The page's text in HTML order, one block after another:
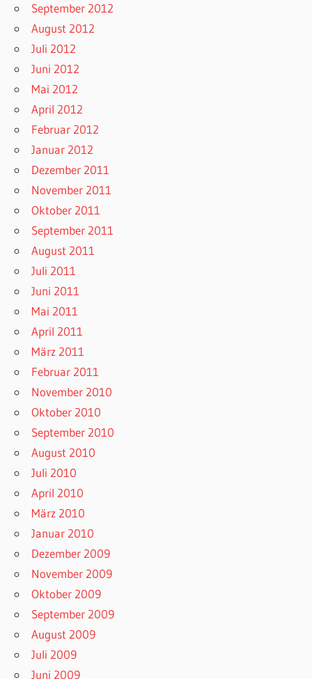
September 2012
August 2012
Juli 2012
Juni 2012
Mai 2012
April 2012
Februar 2012
Januar 2012
Dezember 2011
November 2011
Oktober 2011
September 2011
August 2011
Juli 2011
Juni 2011
Mai 2011
April 2011
März 2011
Februar 2011
November 2010
Oktober 2010
September 2010
August 2010
Juli 2010
April 2010
März 2010
Januar 2010
Dezember 2009
November 2009
Oktober 2009
September 2009
August 2009
Juli 2009
Juni 2009